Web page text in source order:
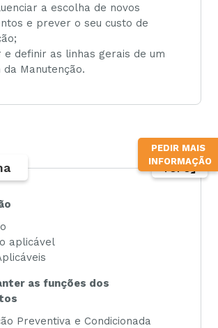
PEDIR MAIS
INFORMAÇÃO
a escolha de novos
e prever o seu custo de
e definir as linhas gerais de um
Manutenção.
aplicável
as funções dos
Preventiva e Condicionada